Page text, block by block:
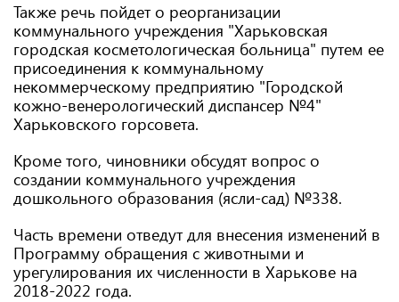
Также речь пойдет о реорганизации
коммунального учреждения "Харьковская
городская косметологическая больница" путем ее
присоединения к коммунальному
некоммерческому предприятию "Городской
кожно-венерологический диспансер №4"
Харьковского горсовета.
Кроме того, чиновники обсудят вопрос о
создании коммунального учреждения
дошкольного образования (ясли-сад) №338.
Часть времени отведут для внесения изменений в
Программу обращения с животными и
урегулирования их численности в Харькове на
2018-2022 года.